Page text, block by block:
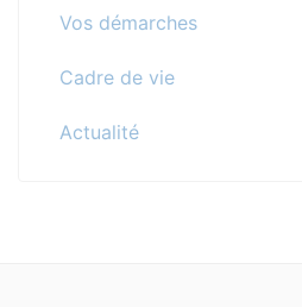
Vos démarches
Cadre de vie
Actualité